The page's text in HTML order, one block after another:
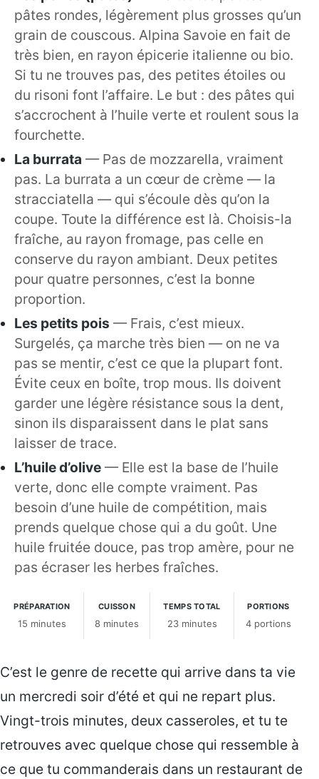
pâtes rondes, légèrement plus grosses qu’un
grain de couscous. Alpina Savoie en fait de
très bien, en rayon épicerie italienne ou bio.
Si tu ne trouves pas, des petites étoiles ou
du risoni font l’affaire. Le but : des pâtes qui
s’accrochent à l’huile verte et roulent sous la
fourchette.
La burrata — Pas de mozzarella, vraiment
pas. La burrata a un cœur de crème — la
stracciatella — qui s’écoule dès qu’on la
coupe. Toute la différence est là. Choisis-la
fraîche, au rayon fromage, pas celle en
conserve du rayon ambiant. Deux petites
pour quatre personnes, c’est la bonne
proportion.
Les petits pois — Frais, c’est mieux.
Surgelés, ça marche très bien — on ne va
pas se mentir, c’est ce que la plupart font.
Évite ceux en boîte, trop mous. Ils doivent
garder une légère résistance sous la dent,
sinon ils disparaissent dans le plat sans
laisser de trace.
L’huile d’olive — Elle est la base de l’huile
verte, donc elle compte vraiment. Pas
besoin d’une huile de compétition, mais
prends quelque chose qui a du goût. Une
huile fruitée douce, pas trop amère, pour ne
pas écraser les herbes fraîches.
PRÉPARATION
15 minutes
CUISSON
8 minutes
TEMPS TOTAL
23 minutes
PORTIONS
4 portions
C’est le genre de recette qui arrive dans ta vie
un mercredi soir d’été et qui ne repart plus.
Vingt-trois minutes, deux casseroles, et tu te
retrouves avec quelque chose qui ressemble à
ce que tu commanderais dans un restaurant de